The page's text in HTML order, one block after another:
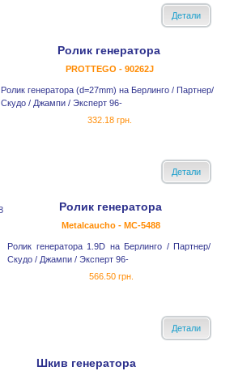
Детали
Ролик генератора
PROTTEGO - 90262J
Ролик генератора (d=27mm) на Берлинго / Партнер/
Скудо / Джампи / Эксперт 96-
332.18 грн.
Детали
Ролик генератора
Metalcaucho - MC-5488
Ролик генератора 1.9D на Берлинго / Партнер/
Скудо / Джампи / Эксперт 96-
566.50 грн.
Детали
Шкив генератора